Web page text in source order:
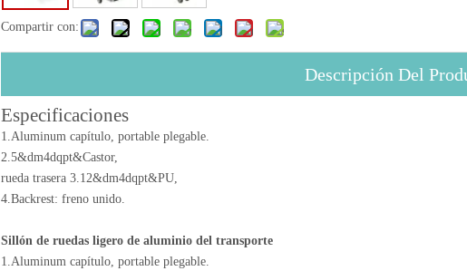
Compartir con:
Descripción Del
Especificaciones
1.Aluminum capítulo, portable plegable.
2.5&dm4dqpt&Castor,
rueda trasera 3.12&dm4dqpt&PU,
4.Backrest: freno unido.
Sillón de ruedas ligero de aluminio del transporte
1.Aluminum capítulo, portable plegable.